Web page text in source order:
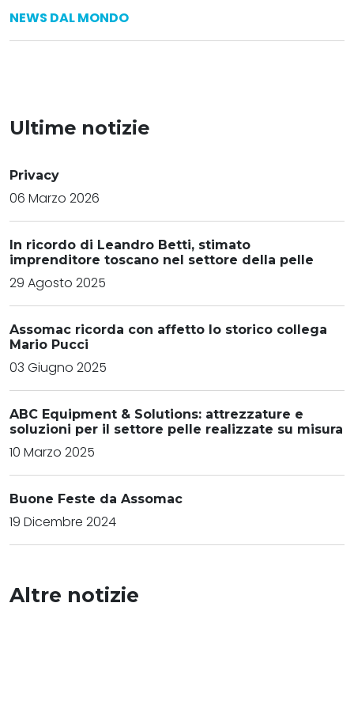
NEWS DAL MONDO
Ultime notizie
Privacy
06 Marzo 2026
In ricordo di Leandro Betti, stimato
imprenditore toscano nel settore della pelle
29 Agosto 2025
Assomac ricorda con affetto lo storico collega
Mario Pucci
03 Giugno 2025
ABC Equipment & Solutions: attrezzature e
soluzioni per il settore pelle realizzate su misura
10 Marzo 2025
Buone Feste da Assomac
19 Dicembre 2024
Altre notizie